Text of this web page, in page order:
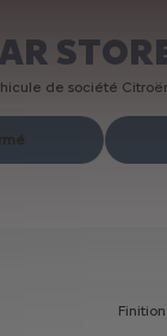
de société
Finition